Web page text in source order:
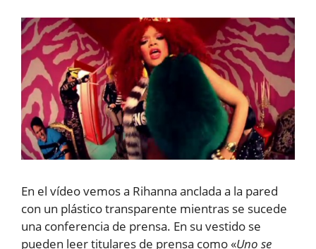
En el vídeo vemos a Rihanna anclada a la pared
con un plástico transparente mientras se sucede
una conferencia de prensa. En su vestido se
pueden leer titulares de prensa como «Uno se